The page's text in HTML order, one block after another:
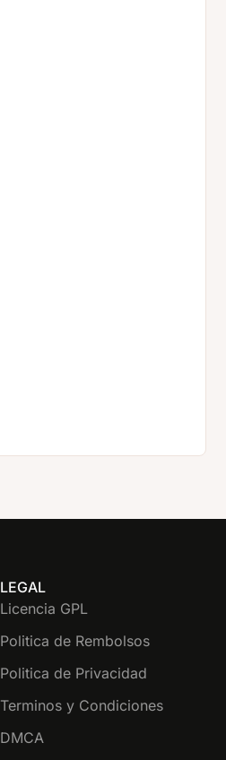
LEGAL
Licencia GPL
Politica de Rembolsos
Politica de Privacidad
Terminos y Condiciones
DMCA